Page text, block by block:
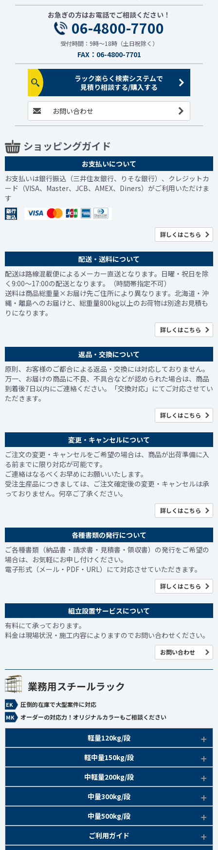
お急ぎの方はお電話でご相談ください！
06-4800-7700
受付時間：9時～18時（土日祝除く）
FAX：06-4800-7701
ラック楽らく検索システムで
見積り相談する/購入する
お問い合わせ
ショッピングガイド
お支払いについて
お支払いは銀行振込（三井住友銀行、りそな銀行）、クレジットカ
ード（VISA、Master、JCB、AMEX、Diners）がご利用いただけま
す
詳しくはこちら
配送・送料について
配送は路線混載便によるメーカー直送となります。日曜・祝日を除
く9:00～17:00の配送となります。（時間帯指定不可）
送料は商品総重量×お届け先ご住所により異なります。北海道・沖
縄・離島へのお届けと、総重量800kg以上のお荷物は別途お見積も
りになります。
詳しくはこちら
返品・交換について
原則、お客様のご都合による返品・交換には対応しておりません。
万一、お届けの商品に不良、不具合などが認められた場合は、商品
到着後7日以内にご連絡ください。「交換対応」にてご対応させてい
ただきます。
詳しくはこちら
変更・キャンセルについて
ご注文の変更・キャンセルをご希望の場合は、商品が出荷準備に入
る前までに限り対応が可能です。
ご連絡はなるべくお早めにお願いいたします。
受注生産品につきましては、ご注文確定後の変更・キャンセルは承
っておりません。何卒ご了承ください。
詳しくはこちら
各種書類の発行について
ご各種書類（納品書・請求書・見積書・領収書）の発行をご希望の
場合は、お気軽にお申し付けください。
電子形式（メール・PDF・URL）にて対応させていただきます。
詳しくはこちら
組立設置サービスについて
有料にて承っております。
料金は現場状況・施工内容によりますのでお問い合わせください。
お問い合わせ
業務用スチールラック
圧倒的在庫で大型案件に対応
オーダーの対応力！オリジナルカラーもご相談ください
軽量120kg/段
アイボリー、グレー
EK120kg/段アングルボルト 特長
EK120kg/段アングルセミボルト 特長
新セミボルト 特長
軽中量150kg/段
軽中量150kg/段 商品一覧
部材仕様図
中軽量200kg/段
EK200kg/段 商品一覧
部材仕様図
中量300kg/段
アイボリー・グリーン
EK300kg/段 商品一覧
中量500kg/段
アイボリー・グリーンご利用ガイド